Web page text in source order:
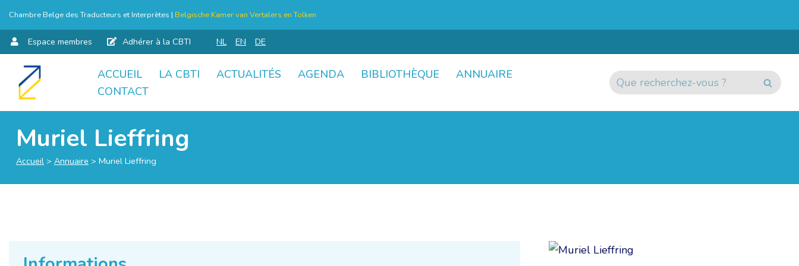
Chambre Belge des Traducteurs et Interprètes | Belgische Kamer van Vertalers en Tolken
Espace membres Adhérer à la CBTI NL EN DE
Aller
ACCUEIL LA CBTI ACTUALITÉS AGENDA BIBLIOTHÈQUE
ANNUAIRE
CONTACT
Muriel Lieffring
Accueil > Annuaire > Muriel Lieffring